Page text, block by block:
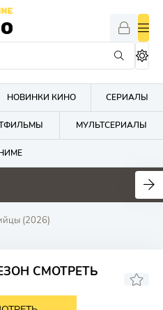
НОВИНКИ КИНО СЕРИАЛЫ
МУЛЬТСЕРИАЛЫ
(2026)
СМОТРЕТЬ